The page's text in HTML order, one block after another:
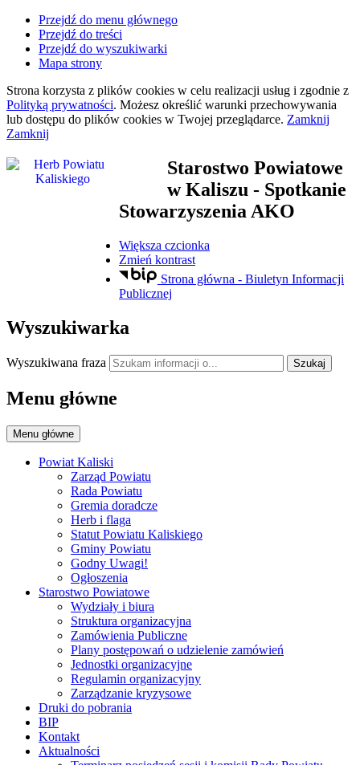
Przejdź do menu głównego
Przejdź do treści
Przejdź do wyszukiwarki
Mapa strony
Strona korzysta z plików cookies w celu realizacji usług i zgodnie z
Polityką prywatności. Możesz określić warunki przechowywania
lub dostępu do plików cookies w Twojej przeglądarce. Zamknij
Zamknij
Starostwo Powiatowe
w Kaliszu - Spotkanie
Stowarzyszenia AKO
Większa czcionka
Zmień kontrast
Strona główna - Biuletyn Informacji
Publicznej
Wyszukiwarka
Wyszukiwana fraza Szukaj
Menu główne
Menu główne
Powiat Kaliski
Zarząd Powiatu
Rada Powiatu
Gremia doradcze
Herb i flaga
Statut Powiatu Kaliskiego
Gminy Powiatu
Godny Uwagi!
Ogłoszenia
Starostwo Powiatowe
Wydziały i biura
Struktura organizacyjna
Zamówienia Publiczne
Plany postępowań o udzielenie zamówień
Jednostki organizacyjne
Regulamin organizacyjny
Zarządzanie kryzysowe
Druki do pobrania
BIP
Kontakt
Aktualności